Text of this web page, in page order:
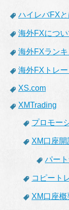
ハイレバFXと
海外FXについ
海外FXラン
海外FXトレ
XS.com
XMTrading
プロモー
XM口座開
パー
コピート
XM口座概